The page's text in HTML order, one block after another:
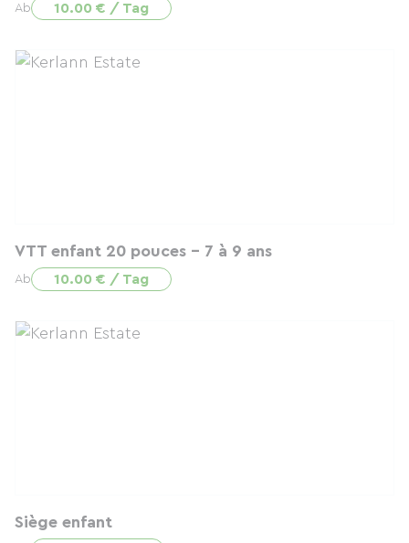
Ab 10.00 € / Tag
VTT enfant 20 pouces - 7 à 9 ans
Ab 10.00 € / Tag
Siège enfant